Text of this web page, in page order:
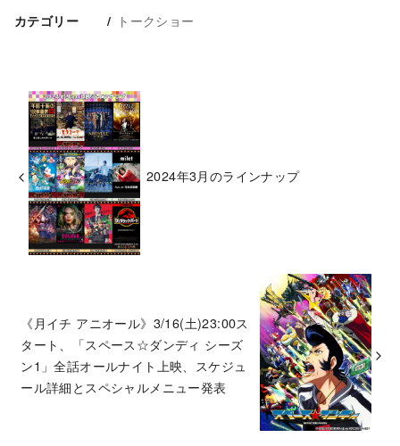
カテゴリー トークショー
2024年3月のラインナップ
《月イチ アニオール》3/16(土)23:00ス
タート、「スペース☆ダンディ シーズ
ン1」全話オールナイト上映、スケジュ
ール詳細とスペシャルメニュー発表